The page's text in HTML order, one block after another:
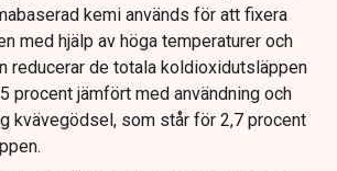
kemi används för att fixera
med hjälp av höga temperaturer och
reducerar de totala koldioxidutsläppen
procent jämfört med användning och
kvävegödsel, som står för 2,7 procent